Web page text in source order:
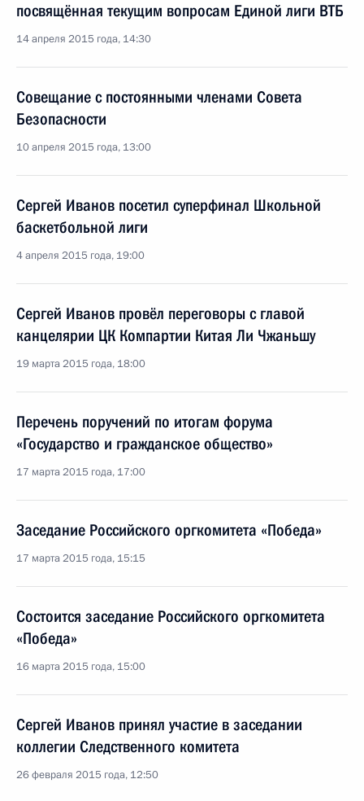
посвящённая текущим вопросам Единой лиги ВТБ
14 апреля 2015 года, 14:30
Совещание с постоянными членами Совета
Безопасности
10 апреля 2015 года, 13:00
Сергей Иванов посетил суперфинал Школьной
баскетбольной лиги
4 апреля 2015 года, 19:00
Сергей Иванов провёл переговоры с главой
канцелярии ЦК Компартии Китая Ли Чжаньшу
19 марта 2015 года, 18:00
Перечень поручений по итогам форума
«Государство и гражданское общество»
17 марта 2015 года, 17:00
Заседание Российского оргкомитета «Победа»
17 марта 2015 года, 15:15
Состоится заседание Российского оргкомитета
«Победа»
16 марта 2015 года, 15:00
Сергей Иванов принял участие в заседании
коллегии Следственного комитета
26 февраля 2015 года, 12:50